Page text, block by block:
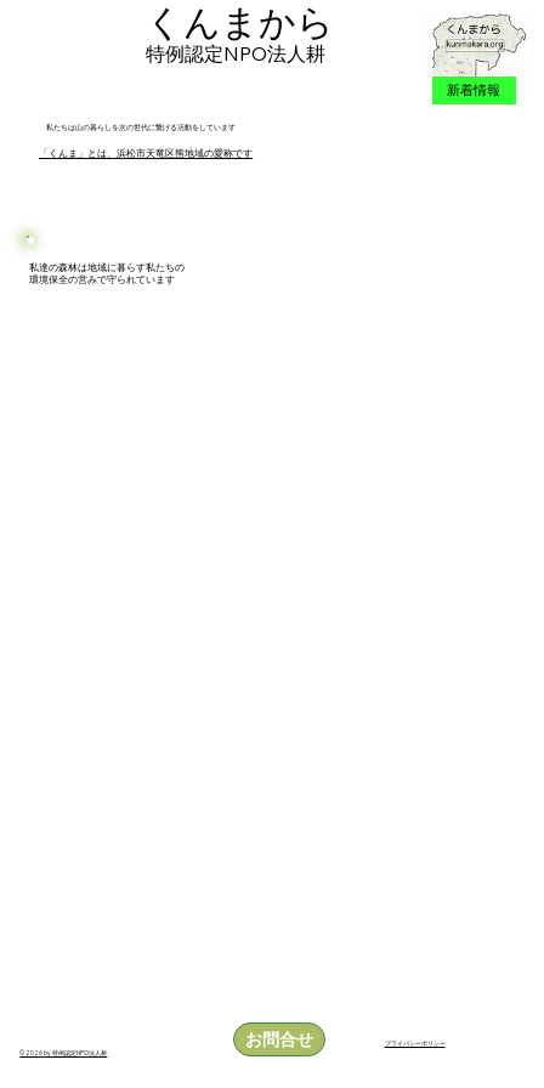
くんまから
特例認定NPO法人耕
私たちは山の暮らしを次の世代に繋げる活動をしています
新着情報
「くんま」とは、浜松市天竜区熊地域の愛称です
私達の森林は地域に暮らす私たちの
​ 環境保全の営みで守られています
© 2026 by 特例認定NPO法人耕
お問合せ プライバシーポリシー